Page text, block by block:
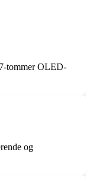
tommer OLED-
og